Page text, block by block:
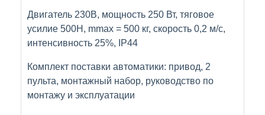
Двигатель 230В, мощность 250 Вт, тяговое
усилие 500Н, mmax = 500 кг, скорость 0,2 м/с,
интенсивность 25%, IP44
Комплект поставки автоматики: привод, 2
пульта, монтажный набор, руководство по
монтажу и эксплуатации